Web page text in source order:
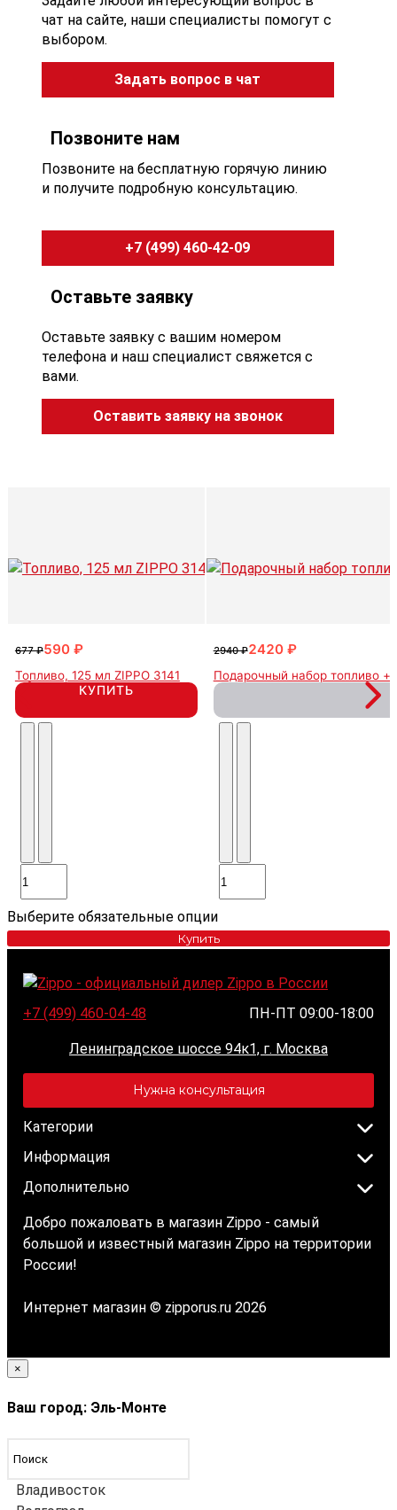
чат на сайте, наши специалисты помогут с
выбором.
Задать вопрос в чат
Позвоните нам
Позвоните на бесплатную горячую линию
и получите подробную консультацию.
+7 (499) 460-42-09
Оставьте заявку
Оставьте заявку с вашим номером
телефона и наш специалист свяжется с
вами.
Оставить заявку на звонок
677 ₽590 ₽
Топливо, 125 мл ZIPPO 3141
КУПИТЬ
2940 ₽2420 ₽
Подарочный набор топливо +
Выберите обязательные опции
Купить
+7 (499) 460-04-48 ПН-ПТ 09:00-18:00
Ленинградское шоссе 94к1, г. Москва
Нужна консультация
Категории
Информация
Дополнительно
Добро пожаловать в магазин Zippo - самый
большой и известный магазин Zippo на территории
России!
Интернет магазин © zipporus.ru 2026
×
Ваш город: Эль-Монте
Владивосток